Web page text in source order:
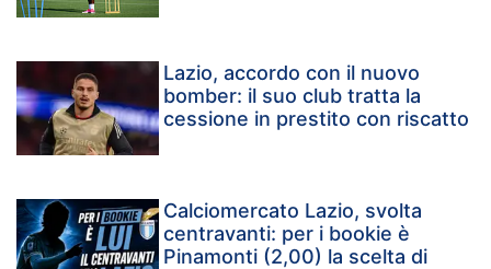
Lazio, accordo con il nuovo
bomber: il suo club tratta la
cessione in prestito con riscatto
Calciomercato Lazio, svolta
centravanti: per i bookie è
Pinamonti (2,00) la scelta di